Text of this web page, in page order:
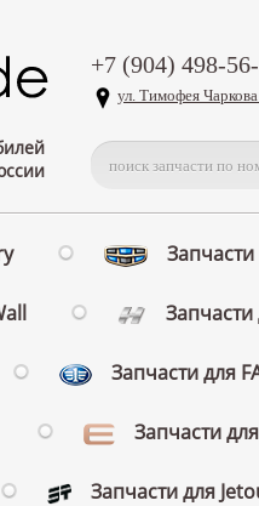
+7 (904) 498-
ул. Тимофея
Запчасти для
Запчасти
Запчасти для